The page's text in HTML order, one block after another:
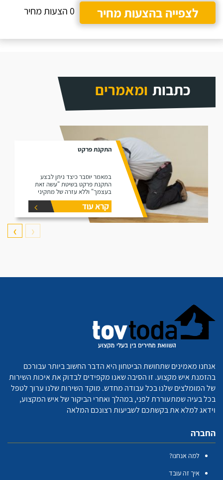
לצפייה בהצעות מחיר
0 הצעות מחיר
כתבות ומאמרים
התקנת פרקט
במאמר יוסבר כיצד ניתן לבצע
התקנת פרקט בשיטת "עשה זאת
בעצמך" וללא עזרה של מתקיני
פרקטים.
קרא עוד
❮
❯
אנחנו מאמינים שתחושת הביטחון היא הדבר החשוב ביותר עבורכם
בהזמנת איש מקצוע. זו הסיבה שאנו מקפידים לבדוק את איכות השירות
של המומלצים שלנו בכל עבודה מחדש. מוקד השירות שלנו ערוך לטפל
בכל בעיה שמתעוררת לפני, במהלך ואחרי הביקור של איש המקצוע,
וידאג למלא את בקשתכם לשביעות רצונכם המלאה
החברה
למה אנחנו?
איך זה עובד